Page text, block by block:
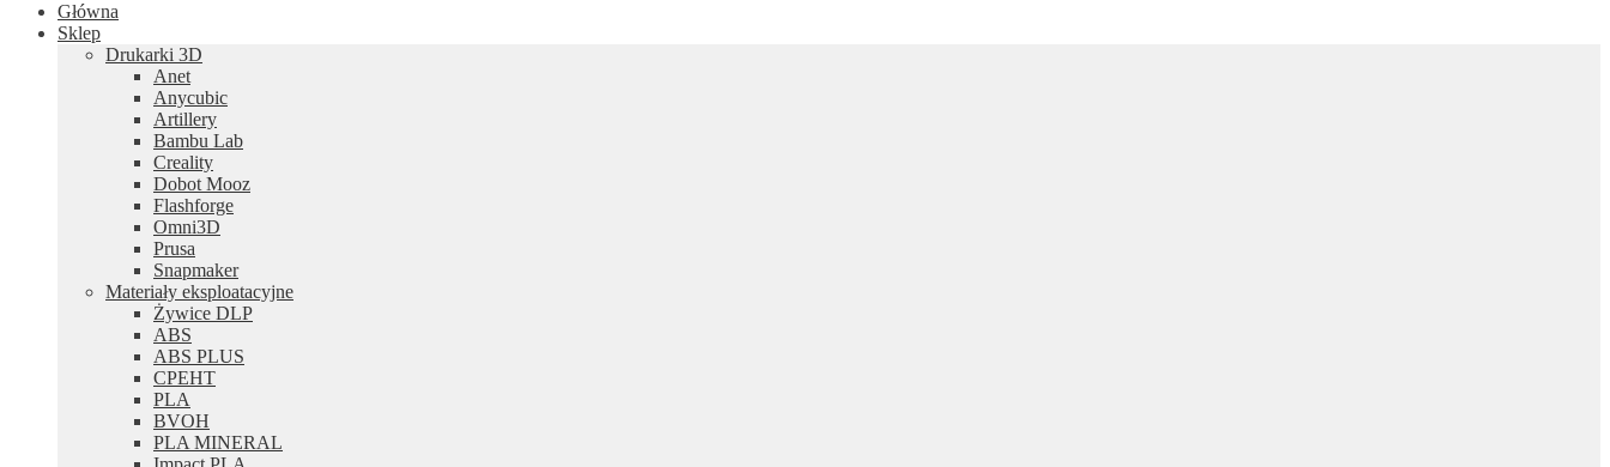
Główna
Sklep
Drukarki 3D
Anet
Anycubic
Artillery
Bambu Lab
Creality
Dobot Mooz
Flashforge
Omni3D
Prusa
Snapmaker
Materiały eksploatacyjne
Żywice DLP
ABS
ABS PLUS
CPEHT
PLA
BVOH
PLA MINERAL